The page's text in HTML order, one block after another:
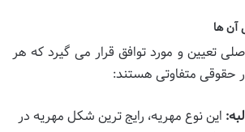
آن ها
تعیین و مورد توافق قرار می گیرد که هر
حقوقی متفاوتی هستند:
این نوع مهریه، رایج ترین شکل مهریه در